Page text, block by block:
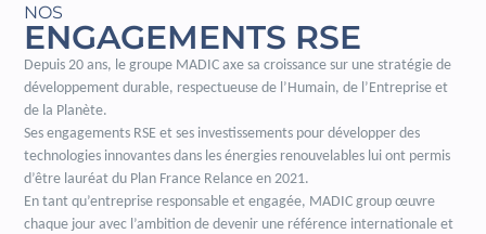
NOS
ENGAGEMENTS RSE
Depuis 20 ans, le groupe MADIC axe sa croissance sur une stratégie de
développement durable, respectueuse de l’Humain, de l’Entreprise et
de la Planète.
Ses engagements RSE et ses investissements pour développer des
technologies innovantes dans les énergies renouvelables lui ont permis
d’être lauréat du Plan France Relance en 2021.
En tant qu’entreprise responsable et engagée, MADIC group œuvre
chaque jour avec l’ambition de devenir une référence internationale et